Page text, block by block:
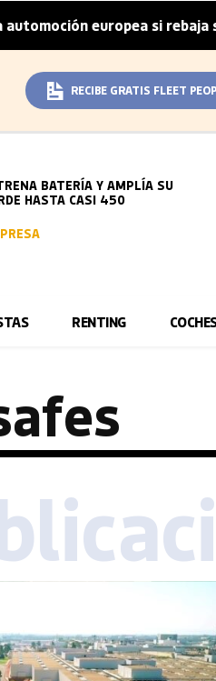
europea si rebaja sus
RECIBE GRATIS FLEET
BATERÍA Y AMPLÍA SU
HASTA CASI 450
RENTING